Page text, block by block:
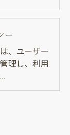
ー
、ユーザー
理し、利用